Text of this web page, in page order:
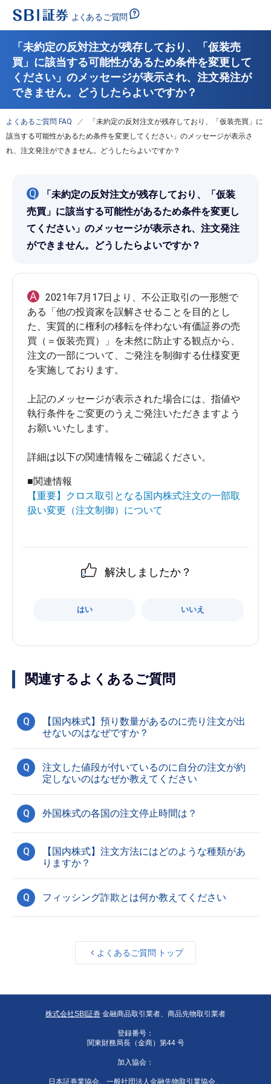
「未約定の反対注文が残存しており、「仮装売
買」に該当する可能性があるため条件を変更して
ください」のメッセージが表示され、注文発注が
できません。どうしたらよいですか？
よくあるご質問 FAQ
「未約定の反対注文が残存しており、「仮装売買」に
該当する可能性があるため条件を変更してください」のメッセージが表示さ
れ、注文発注ができません。どうしたらよいですか？
Q
「未約定の反対注文が残存しており、「仮装
売買」に該当する可能性があるため条件を変更し
てください」のメッセージが表示され、注文発注
ができません。どうしたらよいですか？
A
2021年7月17日より、不公正取引の一形態で
ある「他の投資家を誤解させることを目的とし
た、実質的に権利の移転を伴わない有価証券の売
買（＝仮装売買）」を未然に防止する観点から、
注文の一部について、ご発注を制御する仕様変更
を実施しております。
上記のメッセージが表示された場合には、指値や
執行条件をご変更のうえご発注いただきますよう
お願いいたします。
■関連情報
【重要】クロス取引となる国内株式注文の一部取
扱い変更（注文制御）について
解決しましたか？
はい いいえ
関連するよくあるご質問
Q
【国内株式】預り数量があるのに売り注文が出
せないのはなぜですか？
Q
注文した値段が付いているのに自分の注文が約
定しないのはなぜか教えてください
Q 外国株式の各国の注文停止時間は？
Q
【国内株式】注文方法にはどのような種類があ
りますか？
Q フィッシング詐欺とは何か教えてください
よくあるご質問 トップ
株式会社SBI証券 金融商品取引業者、商品先物取引業者
登録番号：
関東財務局長（金商）第44 号
加入協会：
日本証券業協会、一般社団法人金融先物取引業協会、